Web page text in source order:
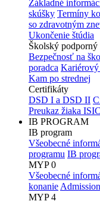
Základné
skúšky Termíny
so zdravotným
Ukončenie štúdia
Školský podporný
Bezpečnosť na
poradca Kariérový
Kam po strednej
Certifikáty
DSD I a DSD II
Preukaz žiaka ISIC
IB PROGRAM
IB program
Všeobecné
programu IB
MYP 0
Všeobecné
konanie
MYP 4